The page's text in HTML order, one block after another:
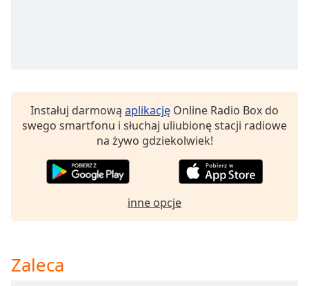
Color
Background
Instałuj darmową aplikację Online Radio Box do
swego smartfonu i słuchaj uliubionę stacji radiowe
na żywo gdziekolwiek!
inne opcje
Zaleca